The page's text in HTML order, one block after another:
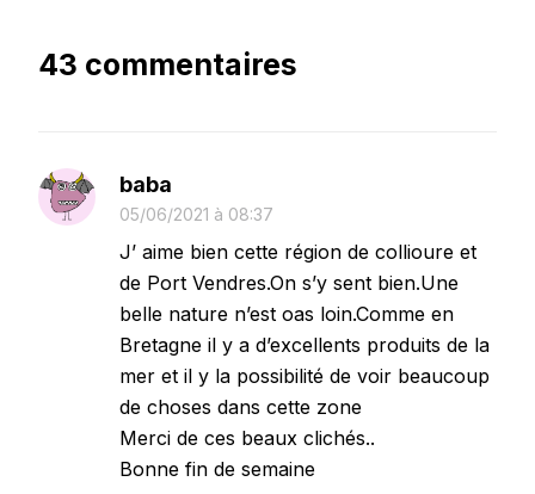
43 commentaires
baba
05/06/2021 à 08:37
J’ aime bien cette région de collioure et
de Port Vendres.On s’y sent bien.Une
belle nature n’est oas loin.Comme en
Bretagne il y a d’excellents produits de la
mer et il y la possibilité de voir beaucoup
de choses dans cette zone
Merci de ces beaux clichés..
Bonne fin de semaine